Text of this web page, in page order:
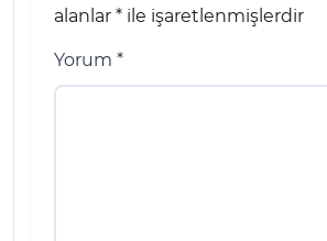
alanlar * ile işaretlenmişlerdir
Yorum *